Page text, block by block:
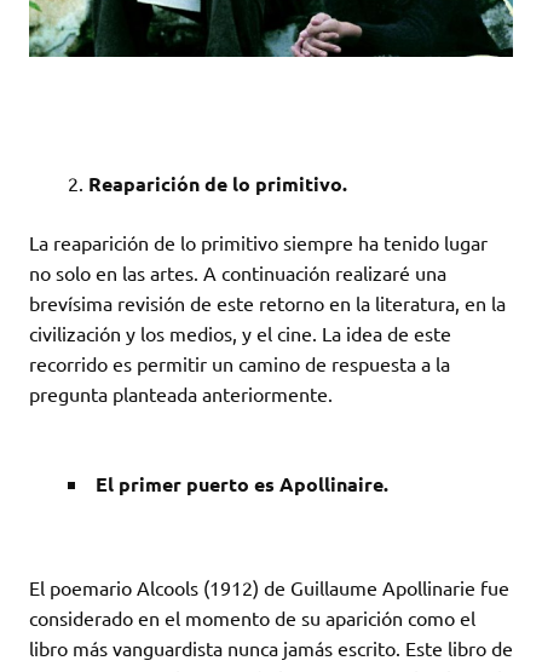
Reaparición de lo primitivo.
La reaparición de lo primitivo siempre ha tenido lugar
no solo en las artes. A continuación realizaré una
brevísima revisión de este retorno en la literatura, en la
civilización y los medios, y el cine. La idea de este
recorrido es permitir un camino de respuesta a la
pregunta planteada anteriormente.
El primer puerto es Apollinaire.
El poemario Alcools (1912) de Guillaume Apollinarie fue
considerado en el momento de su aparición como el
libro más vanguardista nunca jamás escrito. Este libro de